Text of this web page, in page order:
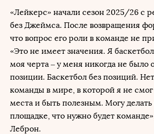
«Лейкерс» начали сезон 2025/26 с
без Джеймса. После возвращения
что вопрос его роли в команде не
«Это не имеет значения. Я
моя черта – у меня никогда не было
позиции. Баскетбол без позиций.
команды в мире, в которой я не
места и быть полезным. Могу делать
площадке, что нужно будет
Леброн.